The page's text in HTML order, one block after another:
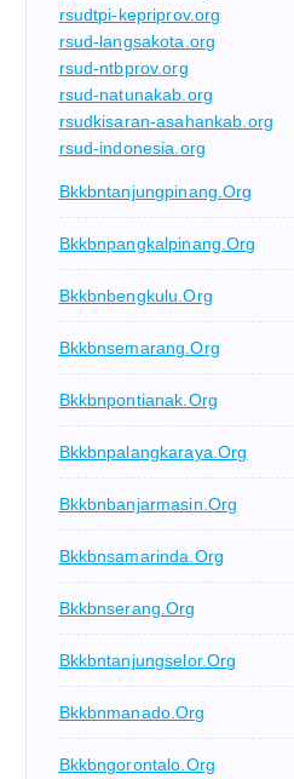
rsudtpi-kepriprov.org
rsud-langsakota.org
rsud-ntbprov.org
rsud-natunakab.org
rsudkisaran-asahankab.org
rsud-indonesia.org
Bkkbntanjungpinang.org
Bkkbnpangkalpinang.org
Bkkbnbengkulu.org
Bkkbnsemarang.org
Bkkbnpontianak.org
Bkkbnpalangkaraya.org
Bkkbnbanjarmasin.org
Bkkbnsamarinda.org
Bkkbnserang.org
Bkkbntanjungselor.org
Bkkbnmanado.org
Bkkbngorontalo.org